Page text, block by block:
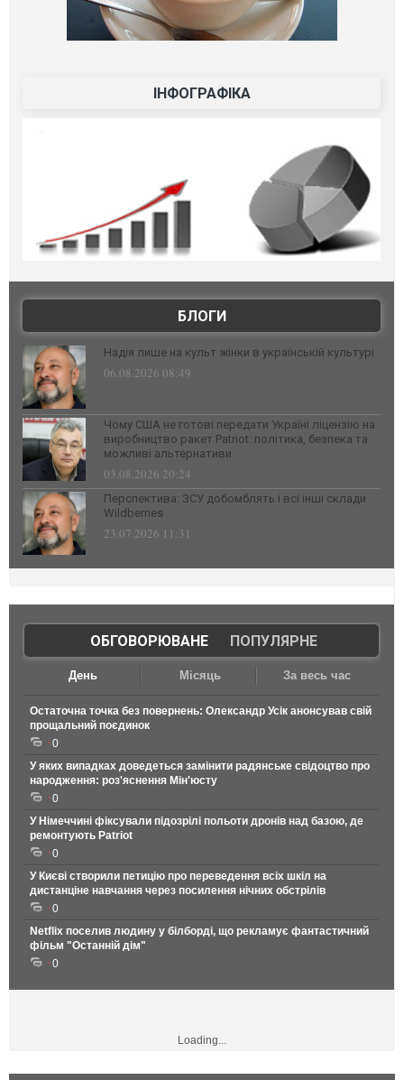
ІНФОГРАФІКА
БЛОГИ
Надія лише на культ жінки в українській культурі
06.08.2026 08:49
Чому США не готові передати Україні ліцензію на
виробництво ракет Patriot: політика, безпека та
можливі альтернативи
03.08.2026 20:24
Перспектива: ЗСУ добомблять і всі інші склади
Wildberries
23.07.2026 11:31
ОБГОВОРЮВАНЕ| ПОПУЛЯРНЕ
День Місяць За весь час
Остаточна точка без повернень: Олександр Усік анонсував свій
прощальний поєдинок
0
У яких випадках доведеться замінити радянське свідоцтво про
народження: роз'яснення Мін'юсту
0
У Німеччині фіксували підозрілі польоти дронів над базою, де
ремонтують Patriot
0
У Києві створили петицію про переведення всіх шкіл на
дистанціне навчання через посилення нічних обстрілів
0
Netflix поселив людину у білборді, що рекламує фантастичний
фільм "Останній дім"
0
Loading...